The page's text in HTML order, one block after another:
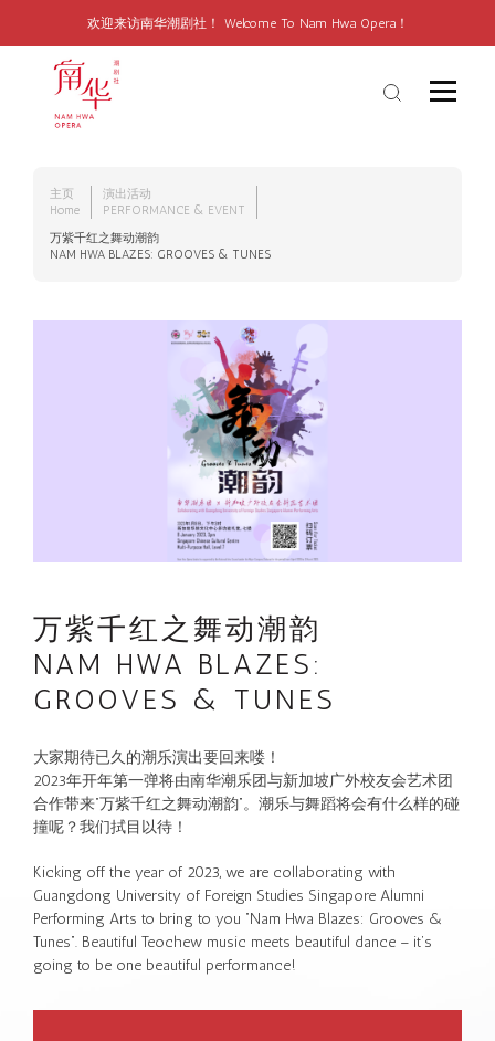
欢迎来访南华潮剧社！ Welcome To Nam Hwa Opera！
主页
Home
演出活动
PERFORMANCE & EVENT
万紫千红之舞动潮韵
NAM HWA BLAZES: GROOVES & TUNES
万紫千红之舞动潮韵
NAM HWA BLAZES:
GROOVES & TUNES
大家期待已久的潮乐演出要回来喽！
2023年开年第一弹将由南华潮乐团与新加坡广外校友会艺术团
合作带来“万紫千红之舞动潮韵”。潮乐与舞蹈将会有什么样的碰
撞呢？我们拭目以待！
Kicking off the year of 2023, we are collaborating with
Guangdong University of Foreign Studies Singapore Alumni
Performing Arts to bring to you “Nam Hwa Blazes: Grooves &
Tunes”. Beautiful Teochew music meets beautiful dance – it’s
going to be one beautiful performance!